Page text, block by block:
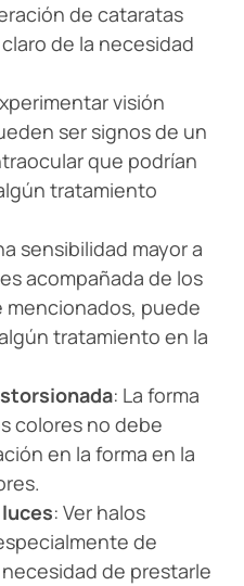
de cataratas
de la necesidad
visión
ser signos de un
que podrían
tratamiento
sensibilidad mayor a
acompañada de los
puede
tratamiento en la
: La forma
colores no debe
en la forma en la
: Ver halos
de
de prestarle